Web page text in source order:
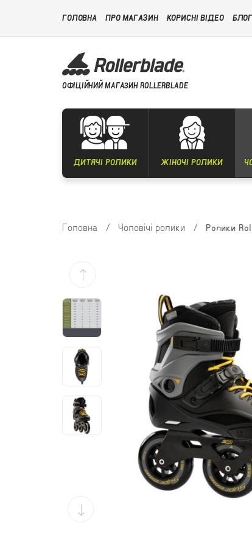
ГОЛОВНА ПРО МАГАЗИН КОРИСНІ ВІДЕО БЛОГ
ОФІЦІЙНИЙ МАГАЗИН ROLLERBLADE
ДИТЯЧІ РОЛИКИ ЖІНОЧІ РОЛИКИ
Головна / Чоловічі ролики / Ролики